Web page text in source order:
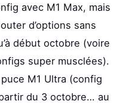
avec M1 Max, mais
d’options sans
début octobre (voire
super musclées).
M1 Ultra (config
partir du 3 octobre… au